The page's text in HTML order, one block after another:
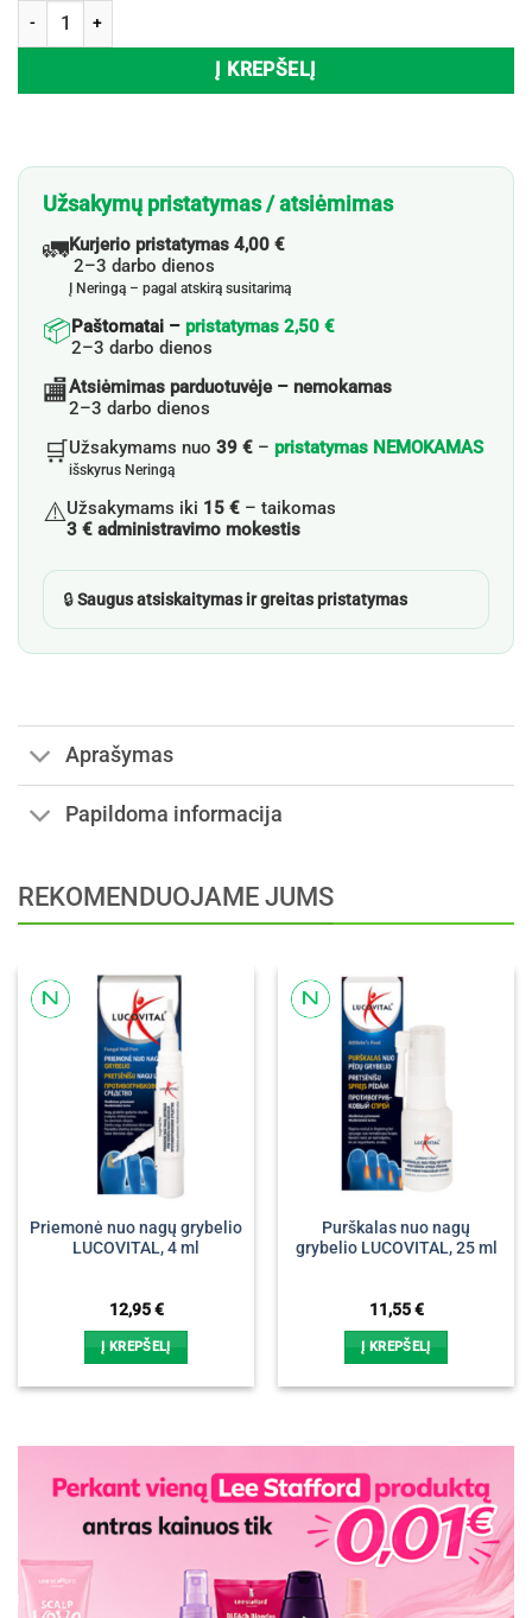
produkto kiekis: Lėkščių rinkinys MICHELINO, Ø24,5 x 2,5 cm, 2 vnt.
Į KREPŠELĮ
Užsakymų pristatymas / atsiėmimas
🚛Kurjerio pristatymas 4,00 €
2–3 darbo dienos
Į Neringą – pagal atskirą susitarimą
📦Paštomatai – pristatymas 2,50 €
2–3 darbo dienos
🏬Atsiėmimas parduotuvėje – nemokamas
2–3 darbo dienos
🛒Užsakymams nuo 39 € – pristatymas NEMOKAMAS
išskyrus Neringą
⚠️Užsakymams iki 15 € – taikomas
3 € administravimo mokestis
🔒Saugus atsiskaitymas ir greitas pristatymas
Aprašymas
Papildoma informacija
REKOMENDUOJAME JUMS
Priemonė nuo nagų grybelio
LUCOVITAL, 4 ml
12,95€
Į KREPŠELĮ
Purškalas nuo nagų
grybelio LUCOVITAL, 25 ml
11,55€
Į KREPŠELĮ